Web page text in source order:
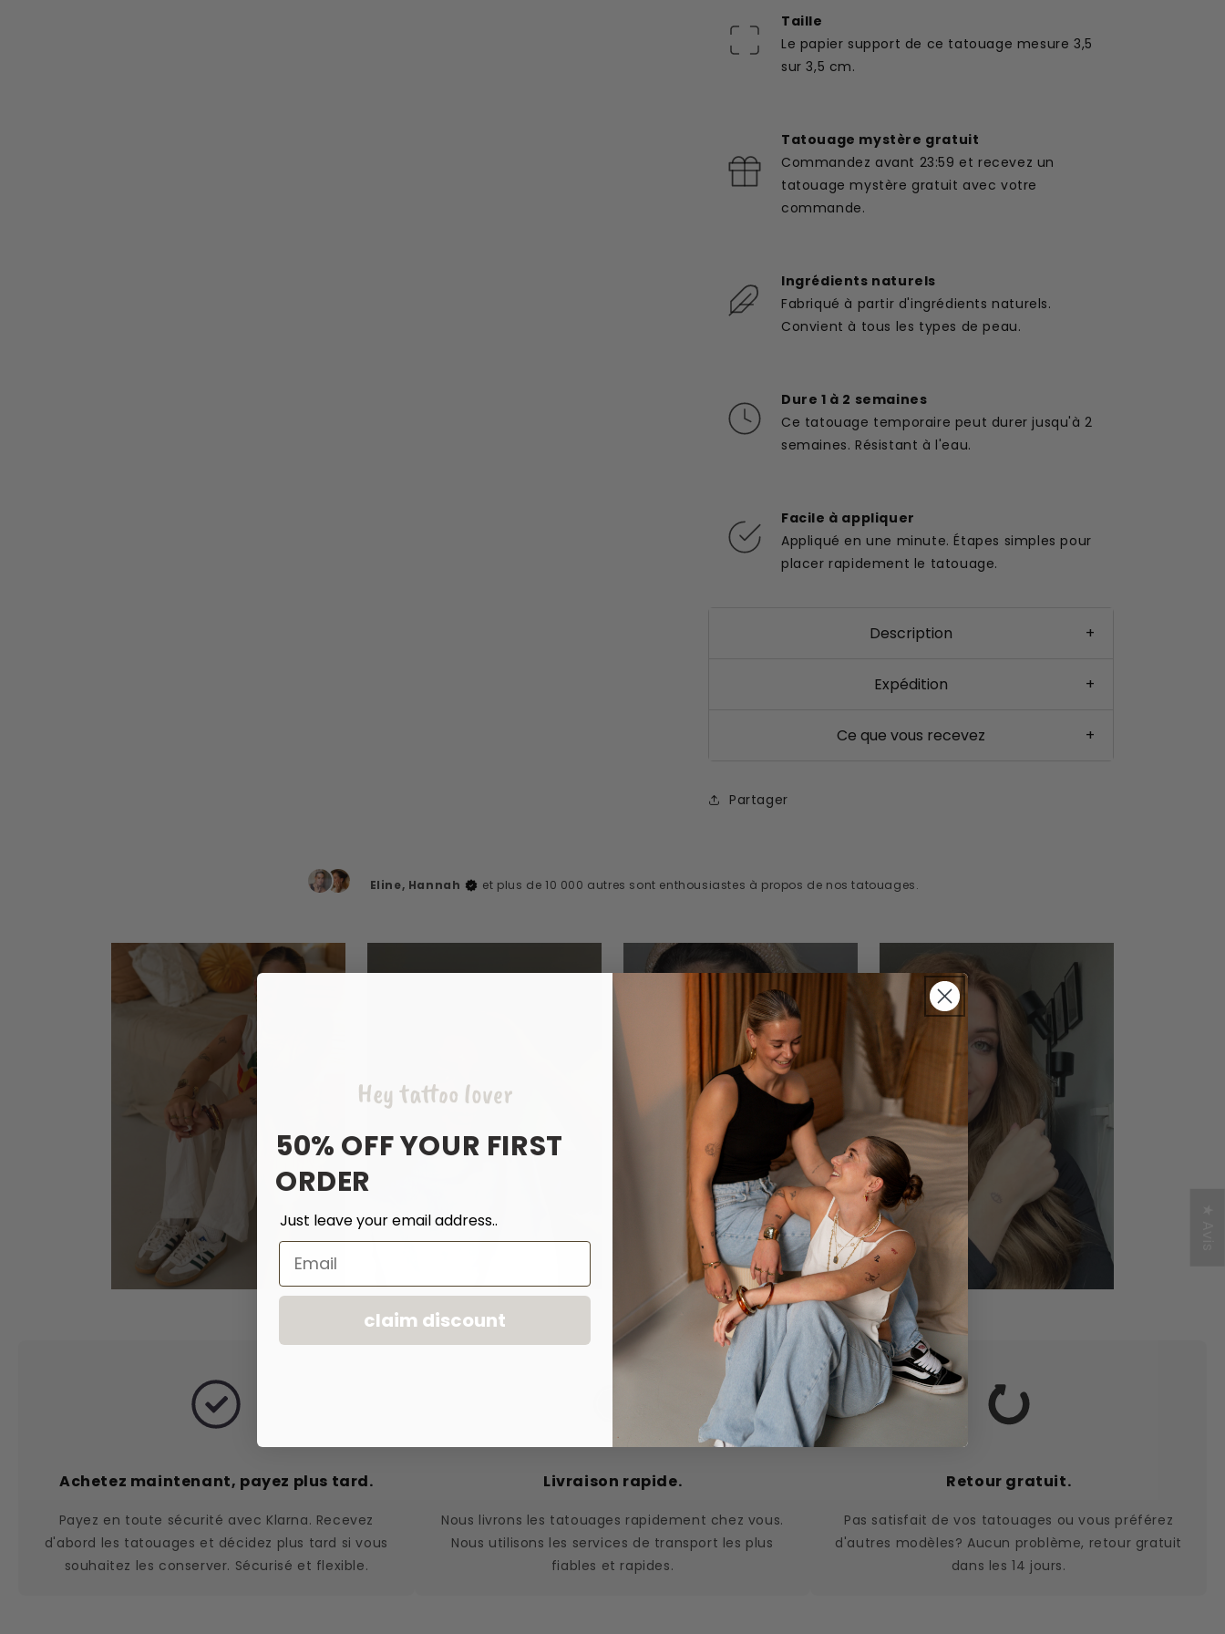
Taille
Le papier support de ce tatouage mesure 3,5
sur 3,5 cm.
Tatouage mystère gratuit
Commandez avant 23:59 et recevez un
tatouage mystère gratuit avec votre
commande.
Ingrédients naturels
Fabriqué à partir d'ingrédients naturels.
Convient à tous les types de peau.
Dure 1 à 2 semaines
Ce tatouage temporaire peut durer jusqu'à 2
semaines. Résistant à l'eau.
Facile à appliquer
Appliqué en une minute. Étapes simples pour
placer rapidement le tatouage.
Description +
Expédition +
Ce que vous recevez +
Partager
Eline, Hannah et plus de 10 000 autres sont enthousiastes à propos de nos tatouages.
Achetez maintenant, payez plus tard.
Payez en toute sécurité avec Klarna. Recevez
d'abord les tatouages et décidez plus tard si vous
souhaitez les conserver. Sécurisé et flexible.
Livraison rapide.
Nous livrons les tatouages rapidement chez vous.
Nous utilisons les services de transport les plus
fiables et rapides.
Retour gratuit.
Pas satisfait de vos tatouages ou vous préférez
d'autres modèles? Aucun problème, retour gratuit
dans les 14 jours.
Hey tattoo lover
50% OFF YOUR FIRST
ORDER
Just leave your email address..
Email
claim discount